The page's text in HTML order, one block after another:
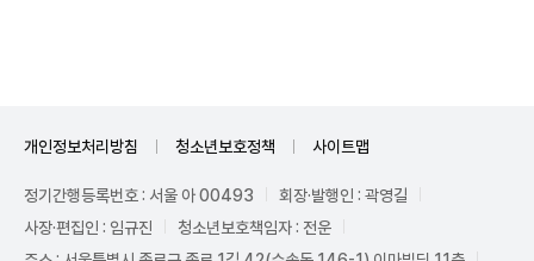
개인정보처리방침 청소년보호정책 사이트맵
정기간행등록번호 : 서울 아 00493
회장·발행인 : 곽영길
사장·편집인 : 임규진
청소년보호책임자 : 전운